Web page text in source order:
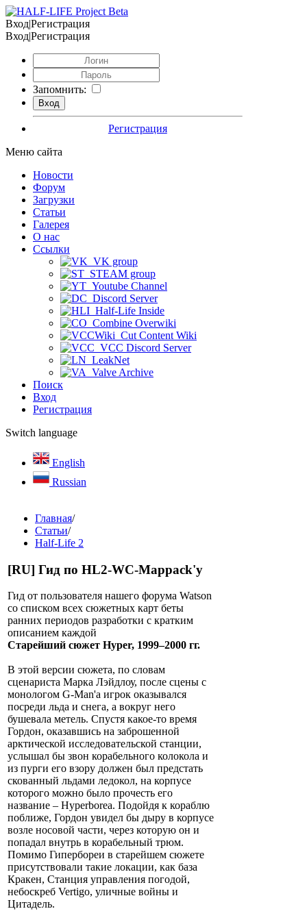
Вход|Регистрация
Вход|Регистрация
Запомнить:
Регистрация
Меню сайта
Новости
Форум
Загрузки
Статьи
Галерея
О нас
Ссылки
VK group
STEAM group
Youtube Channel
Discord Server
Half-Life Inside
Combine Overwiki
Cut Content Wiki
VCC Discord Server
LeakNet
Valve Archive
Поиск
Вход
Регистрация
Switch language
English
Russian
Главная/
Статьи/
Half-Life 2
[RU] Гид по HL2-WC-Mappack'у
Гид от пользователя нашего форума Watson
со списком всех сюжетных карт беты
ранних периодов разработки с кратким
описанием каждой
Старейший сюжет Hyper, 1999–2000 гг.
В этой версии сюжета, по словам
сценариста Марка Лэйдлоу, после сцены с
монологом G-Man'а игрок оказывался
посреди льда и снега, а вокруг него
бушевала метель. Спустя какое-то время
Гордон, оказавшись на заброшенной
арктической исследовательской станции,
услышал бы звон корабельного колокола и
из пурги его взору должен был предстать
скованный льдами ледокол, на корпусе
которого можно было прочесть его
название – Hyperborea. Подойдя к кораблю
поближе, Гордон увидел бы дыру в корпусе
возле носовой части, через которую он и
попадал внутрь в корабельный трюм.
Помимо Гипербореи в старейшем сюжете
присутствовали такие локации, как база
Кракен, Станция управления погодой,
небоскреб Vertigo, уличные войны и
Цитадель.